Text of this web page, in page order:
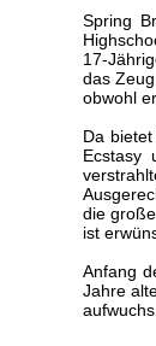
Spring
17-
das
obwohl
Da
Ecstasy
die
ist
Anfang
Jahre
aufwuchs.